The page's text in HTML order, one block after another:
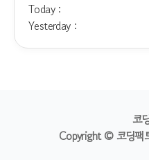
Today :
Yesterday :
코
Copyright © 코딩팩